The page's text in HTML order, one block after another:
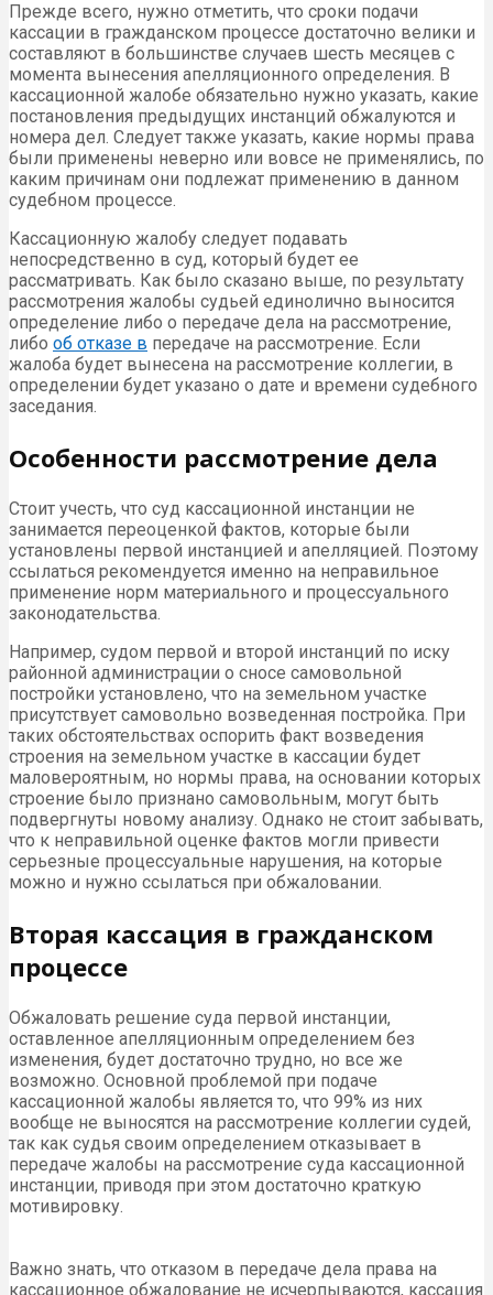
Прежде всего, нужно отметить, что сроки подачи
кассации в гражданском процессе достаточно велики и
составляют в большинстве случаев шесть месяцев с
момента вынесения апелляционного определения. В
кассационной жалобе обязательно нужно указать, какие
постановления предыдущих инстанций обжалуются и
номера дел. Следует также указать, какие нормы права
были применены неверно или вовсе не применялись, по
каким причинам они подлежат применению в данном
судебном процессе.
Кассационную жалобу следует подавать
непосредственно в суд, который будет ее
рассматривать. Как было сказано выше, по результату
рассмотрения жалобы судьей единолично выносится
определение либо о передаче дела на рассмотрение,
либо об отказе в передаче на рассмотрение. Если
жалоба будет вынесена на рассмотрение коллегии, в
определении будет указано о дате и времени судебного
заседания.
Особенности рассмотрение дела
Стоит учесть, что суд кассационной инстанции не
занимается переоценкой фактов, которые были
установлены первой инстанцией и апелляцией. Поэтому
ссылаться рекомендуется именно на неправильное
применение норм материального и процессуального
законодательства.
Например, судом первой и второй инстанций по иску
районной администрации о сносе самовольной
постройки установлено, что на земельном участке
присутствует самовольно возведенная постройка. При
таких обстоятельствах оспорить факт возведения
строения на земельном участке в кассации будет
маловероятным, но нормы права, на основании которых
строение было признано самовольным, могут быть
подвергнуты новому анализу. Однако не стоит забывать,
что к неправильной оценке фактов могли привести
серьезные процессуальные нарушения, на которые
можно и нужно ссылаться при обжаловании.
Вторая кассация в гражданском
процессе
Обжаловать решение суда первой инстанции,
оставленное апелляционным определением без
изменения, будет достаточно трудно, но все же
возможно. Основной проблемой при подаче
кассационной жалобы является то, что 99% из них
вообще не выносятся на рассмотрение коллегии судей,
так как судья своим определением отказывает в
передаче жалобы на рассмотрение суда кассационной
инстанции, приводя при этом достаточно краткую
мотивировку.
Важно знать, что отказом в передаче дела права на
кассационное обжалование не исчерпываются, кассация